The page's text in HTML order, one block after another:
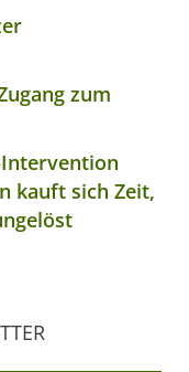
zum
Intervention
kauft sich Zeit,